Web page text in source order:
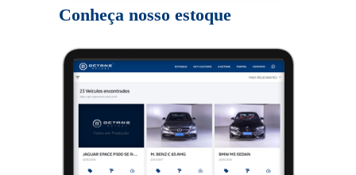
Conheça nosso estoque